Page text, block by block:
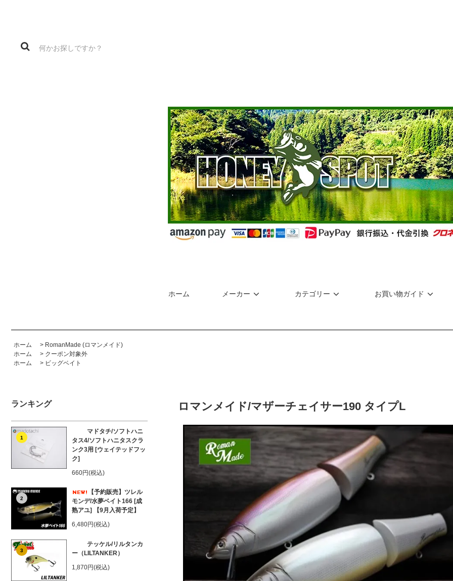
ホーム メーカー カテゴリー お買い物ガイド
ホーム > RomanMade (ロマンメイド)
ホーム
> クーポン対象外
ホーム
> ビッグベイト
ランキング
1
マドタチ/ソフトハニ
タス4/ソフトハニタスクラ
ンク3用 [ウェイテッドフッ
ク]
660円(税込)
2
【予約販売】ツレル
モンデ/水夢ベイト166 [成
熟アユ] 【9月入荷予定】
6,480円(税込)
3
テッケル/リルタンカ
ー（LILTANKER）
1,870円(税込)
ロマンメイド/マザーチェイサー190 タイプL